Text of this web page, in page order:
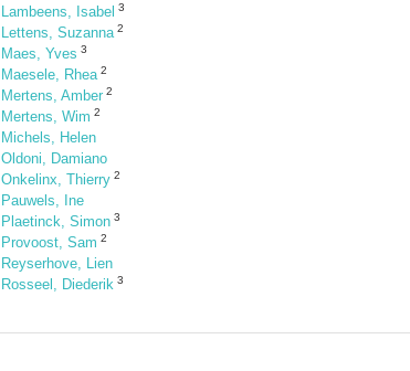
Lambeens, Isabel 3
Lettens, Suzanna 2
Maes, Yves 3
Maesele, Rhea 2
Mertens, Amber 2
Mertens, Wim 2
Michels, Helen
Oldoni, Damiano
Onkelinx, Thierry 2
Pauwels, Ine
Plaetinck, Simon 3
Provoost, Sam 2
Reyserhove, Lien
Rosseel, Diederik 3